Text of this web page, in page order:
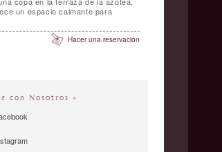
un espacio calmante para
Hacer una reservación
con Nosotros »